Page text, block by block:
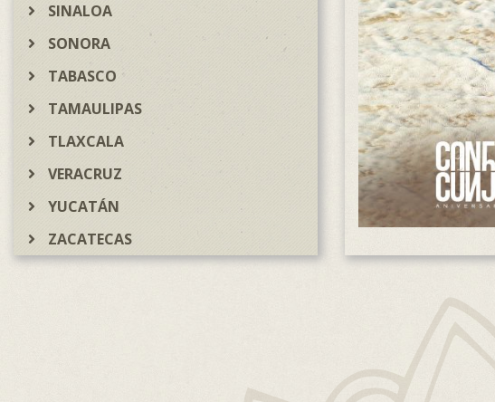
SINALOA
SONORA
TABASCO
TAMAULIPAS
TLAXCALA
VERACRUZ
YUCATÁN
ZACATECAS